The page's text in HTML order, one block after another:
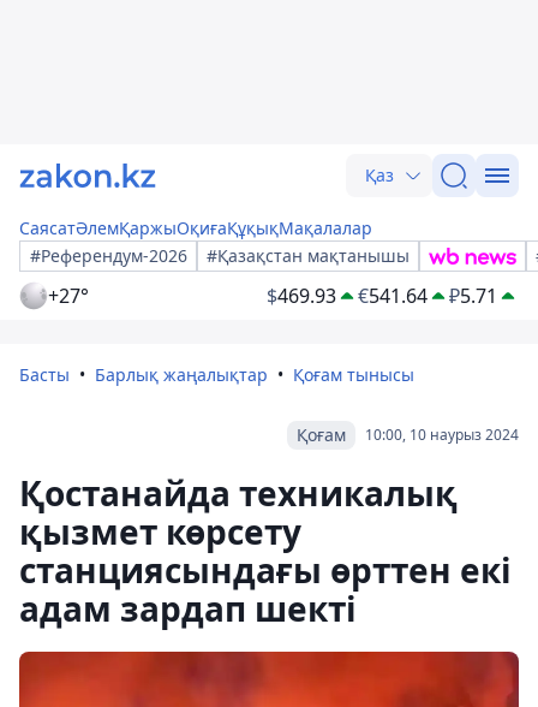
Қаз
СаясатӘлемҚаржыОқиғаҚұқықМақалалар
#Референдум-2026
#Қазақстан мақтанышы
+27° $469.93 €541.64 ₽5.71
Басты Барлық жаңалықтар Қоғам тынысы
10:00, 10 наурыз 2024
Қоғам
Қостанайда техникалық
қызмет көрсету
станциясындағы өрттен екі
адам зардап шекті